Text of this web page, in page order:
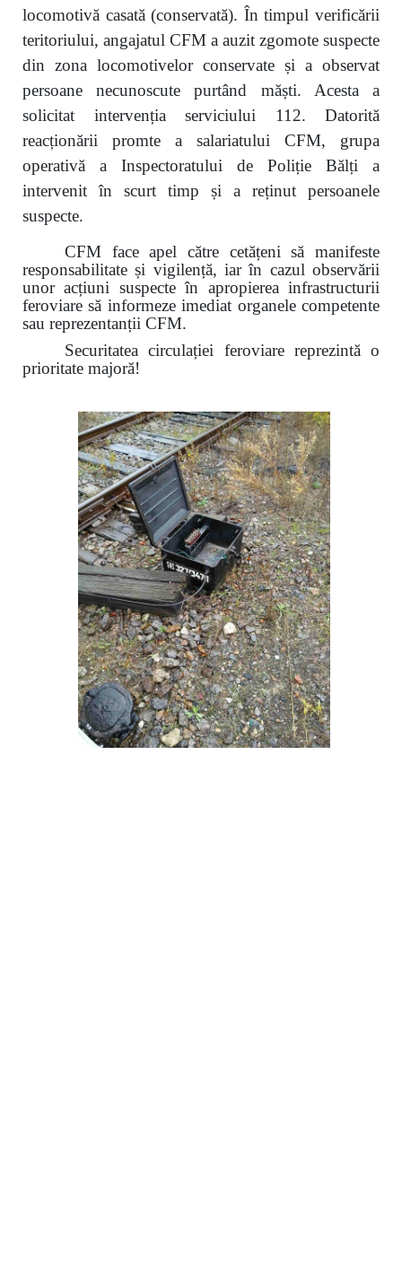
locomotivă casată (conservată). În timpul verificării
teritoriului, angajatul CFM a auzit zgomote suspecte
din zona locomotivelor conservate și a observat
persoane necunoscute purtând măști. Acesta a
solicitat intervenția serviciului 112. Datorită
reacționării promte a salariatului CFM, grupa
operativă a Inspectoratului de Poliție Bălți a
intervenit în scurt timp și a reținut persoanele
suspecte.
CFM face apel către cetățeni să manifeste
responsabilitate și vigilență, iar în cazul observării
unor acțiuni suspecte în apropierea infrastructurii
feroviare să informeze imediat organele competente
sau reprezentanții CFM.
Securitatea circulației feroviare reprezintă o
prioritate majoră!